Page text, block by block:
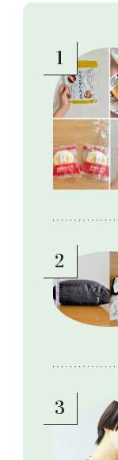
1
2
3